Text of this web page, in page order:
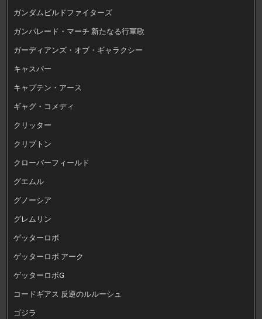
ガンダムビルドファイターズ
ガンパレード・マーチ 新たなる行軍歌
ガーディアンズ・オブ・ギャラクシー
キャスパー
キャプテン・アース
ギャグ・コメディ
クリッター
クリプトン
クローバーフィールド
グエムル
グノーシア
グレムリン
ゲッターロボ
ゲッターロボ アーク
ゲッターロボG
コードギアス 反逆のルルーシュ
ゴジラ